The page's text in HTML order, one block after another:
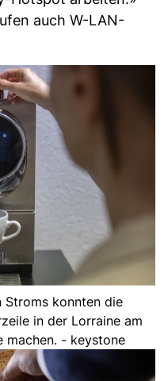
auch W-LAN-
Stroms konnten die
in der Lorraine am
machen. - keystone